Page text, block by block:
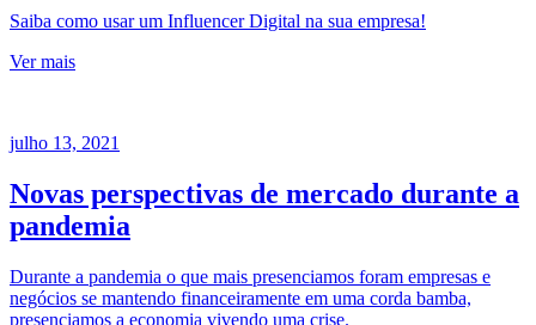
Saiba como usar um Influencer Digital na sua empresa!
Ver mais
julho 13, 2021
Novas perspectivas de mercado durante a
pandemia
Durante a pandemia o que mais presenciamos foram empresas e
negócios se mantendo financeiramente em uma corda bamba,
presenciamos a economia vivendo uma crise.